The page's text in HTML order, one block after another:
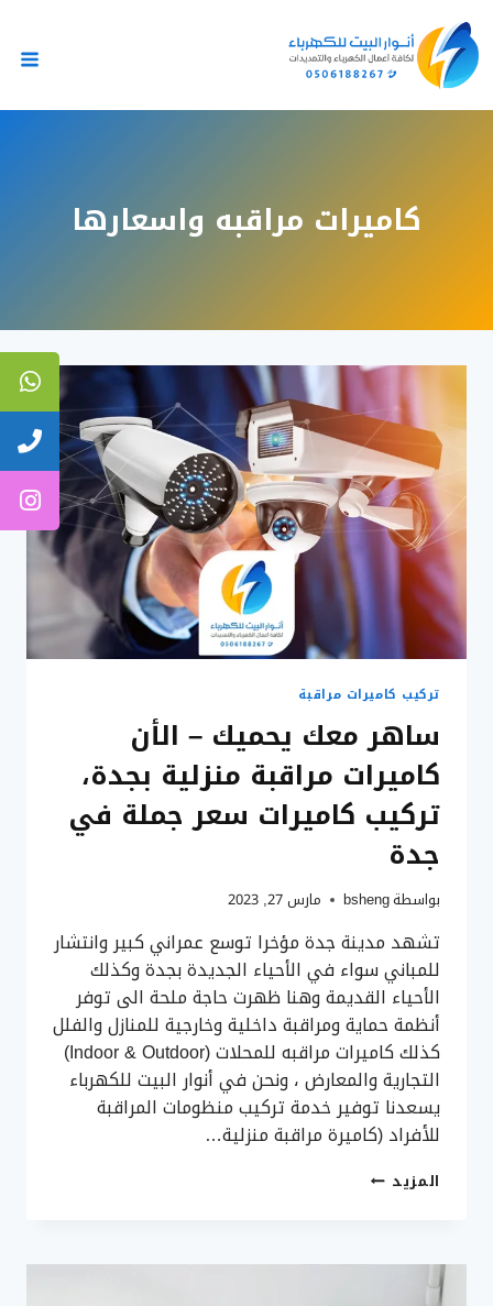
إلى
المحتوى
كاميرات مراقبه واسعارها
تركيب كاميرات مراقبة
ساهر معك يحميك – الأن
كاميرات مراقبة منزلية بجدة،
تركيب كاميرات سعر جملة في
جدة
بواسطةbsheng مارس 27, 2023
تشهد مدينة جدة مؤخرا توسع عمراني كبير وانتشار
للمباني سواء في الأحياء الجديدة بجدة وكذلك
الأحياء القديمة وهنا ظهرت حاجة ملحة الى توفر
أنظمة حماية ومراقبة داخلية وخارجية للمنازل والفلل
كذلك كاميرات مراقبه للمحلات (Indoor & Outdoor)
التجارية والمعارض ، ونحن في أنوار البيت للكهرباء
يسعدنا توفير خدمة تركيب منظومات المراقبة
للأفراد (كاميرة مراقبة منزلية…
المزيد ساهر
الأن